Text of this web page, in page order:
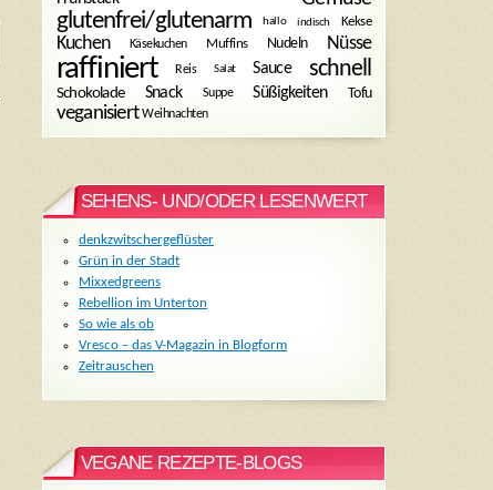
glutenfrei/glutenarm hallo indisch Kekse
Kuchen Käsekuchen Muffins Nudeln Nüsse
raffiniert Reis Salat Sauce schnell
Schokolade Snack Suppe Süßigkeiten Tofu
veganisiert Weihnachten
SEHENS- UND/ODER LESENWERT
denkzwitschergeflüster
Grün in der Stadt
Mixxedgreens
Rebellion im Unterton
So wie als ob
Vresco – das V-Magazin in Blogform
Zeitrauschen
VEGANE REZEPTE-BLOGS